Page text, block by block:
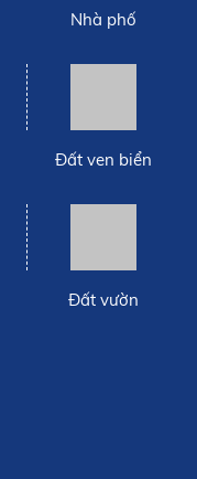
Nhà phố
Đất ven biển
Đất vườn